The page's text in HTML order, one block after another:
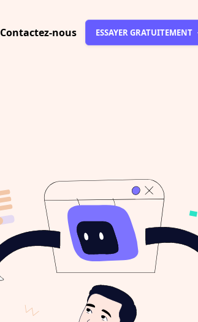
Contactez-nous ESSAYER GRATUITEMENT